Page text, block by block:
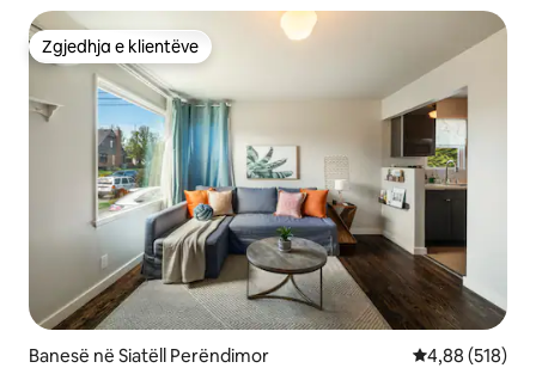
Zgjedhja e klientëve
Zgjedhja e klientëve
Banesë në Siatëll Perëndimor Vlerësimi
4,88 (518)